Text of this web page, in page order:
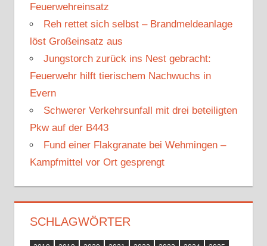
a
h
Feuerwehreinsatz
Reh rettet sich selbst – Brandmeldeanlage
löst Großeinsatz aus
Jungstorch zurück ins Nest gebracht:
Feuerwehr hilft tierischem Nachwuchs in
Evern
Schwerer Verkehrsunfall mit drei beteiligten
Pkw auf der B443
Fund einer Flakgranate bei Wehmingen –
Kampfmittel vor Ort gesprengt
SCHLAGWÖRTER